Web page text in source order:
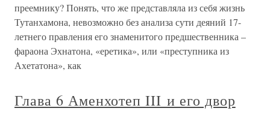
преемнику? Понять, что же представляла из себя жизнь
Тутанхамона, невозможно без анализа сути деяний 17-
летнего правления его знаменитого предшественника –
фараона Эхнатона, «еретика», или «преступника из
Ахетатона», как
Глава 6 Аменхотеп III и его двор